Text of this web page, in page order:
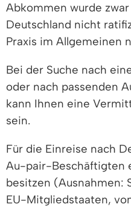
Abkommen wurde
Deutschland nicht
Praxis im Allgemeinen
Bei der Suche nach
oder nach passenden
kann Ihnen eine
sein.
Für die Einreise nach
Au-pair-Beschäftigten
besitzen (Ausnahmen:
EU-Mitgliedstaaten,